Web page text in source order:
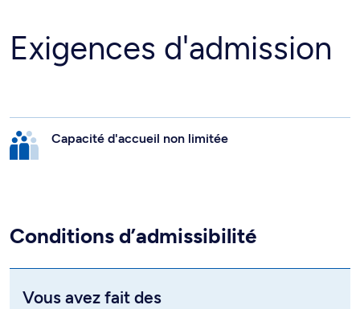
Exigences d'admission
Capacité d'accueil non limitée
Conditions d’admissibilité
Vous avez fait des